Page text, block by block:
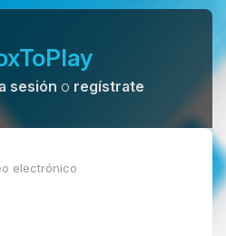
sesión o regístrate